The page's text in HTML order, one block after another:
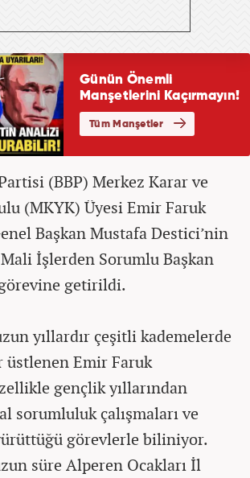
(BBP) Merkez Karar ve
(MKYK) Üyesi Emir Faruk
Başkan Mustafa Destici’nin
İşlerden Sorumlu Başkan
görevine getirildi.
yıllardır çeşitli kademelerde
Emir Faruk
gençlik yıllarından
sorumluluk çalışmaları ve
görevlerle biliniyor.
süre Alperen Ocakları İl